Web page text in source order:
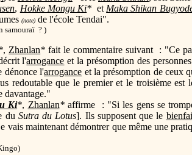
, Hokke Mongu Ki* et Maka Shikan
(note) de l'école Tendai".
samouraï ? )
, Zhanlan* fait le commentaire suivant : "Ce
l'arrogance et la présomption des
dénonce l'arrogance et la présomption de ceux
redoutable que le premier et le troisième
davantage."
Ki*, Zhanlan*affirme : "Si les gens se
du Sutra du Lotus]. Ils supposent que le
vais maintenant démontrer que même une
)